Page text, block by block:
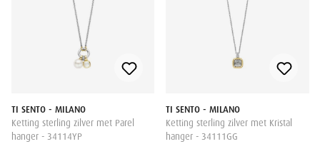
TI SENTO - MILANO
Ketting sterling zilver met Parel
hanger - 34114YP
TI SENTO - MILANO
Ketting sterling zilver met Kristal
hanger - 34111GG